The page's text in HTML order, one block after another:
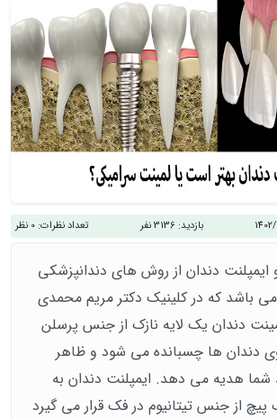
بازدید: 3136 نفر تعداد نظرات: 0 نظر
دندان از روش های دندانپزشکی
باشد که در کلینیک دکتر مریم محمدی
دندان یک لایه نازک از جنس پرسلن
دندان ها چسبانده می شود و ظاهر
شما هدیه می دهد. ایمپلنت دندان به
از جنس تیتانیوم در فک قرار می گیرد